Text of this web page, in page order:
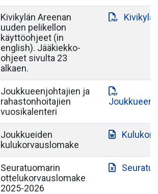
Kivikylän Areenan
uuden pelikellon
käyttöohjeet (in
english). Jääkiekko-
ohjeet sivulta 23
alkaen.
Joukkueenjohtajien ja
rahastonhoitajien
vuosikalenteri
Joukkueiden
kulukorvauslomake
Seuratuomarin
ottelukorvauslomake
2025-2026